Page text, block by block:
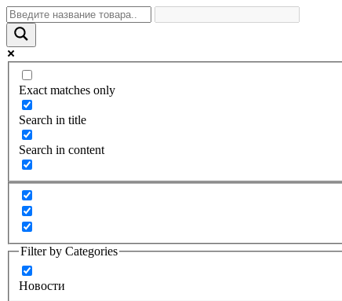
Exact matches only
Search in title
Search in content
Filter by Categories
Новости